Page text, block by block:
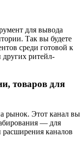
для вывода
Так вы будете
среди готовой к
других ритейл-
товаров для
рынок. Этот канал вы
— для
расширения каналов